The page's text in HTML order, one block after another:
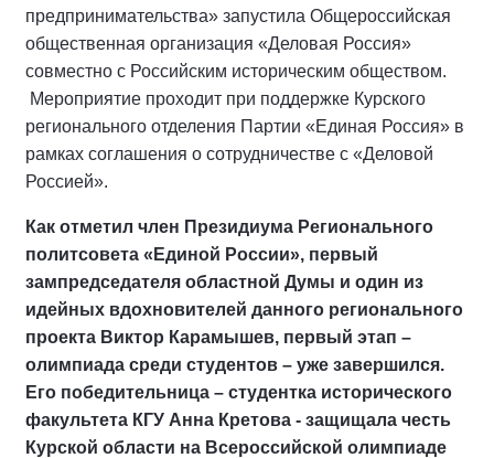
предпринимательства» запустила Общероссийская
общественная организация «Деловая Россия»
совместно с Российским историческим обществом.
Мероприятие проходит при поддержке Курского
регионального отделения Партии «Единая Россия» в
рамках соглашения о сотрудничестве с «Деловой
Россией».
Как отметил член Президиума Регионального
политсовета «Единой России», первый
зампредседателя областной Думы и один из
идейных вдохновителей данного регионального
проекта Виктор Карамышев, первый этап –
олимпиада среди студентов – уже завершился.
Его победительница – студентка исторического
факультета КГУ Анна Кретова - защищала честь
Курской области на Всероссийской олимпиаде